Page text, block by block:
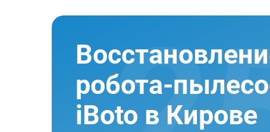
робота-
iBoto в Кирове